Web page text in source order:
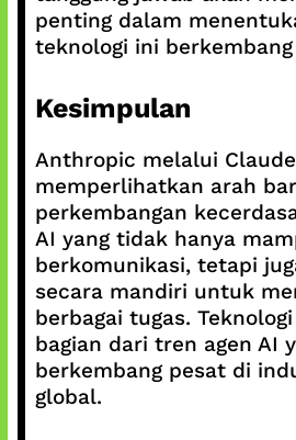
penting dalam
teknologi ini
Kesimpulan
Anthropic melalui Claude
memperlihatkan arah
perkembangan
AI yang tidak hanya
berkomunikasi, tetapi
secara mandiri untuk
berbagai tugas.
bagian dari tren agen AI
berkembang pesat di
global.